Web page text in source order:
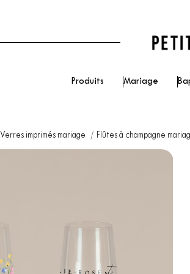
Produits Mariage
Verres imprimés mariage Flûtes à champagne